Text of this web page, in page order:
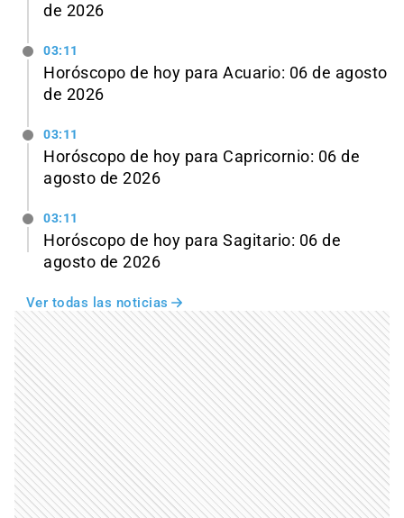
de 2026
03:11
Horóscopo de hoy para Acuario: 06 de agosto
de 2026
03:11
Horóscopo de hoy para Capricornio: 06 de
agosto de 2026
03:11
Horóscopo de hoy para Sagitario: 06 de
agosto de 2026
Ver todas las noticias